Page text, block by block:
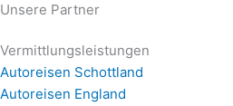
Unsere Partner
Vermittlungsleistungen
Autoreisen Schottland
Autoreisen England